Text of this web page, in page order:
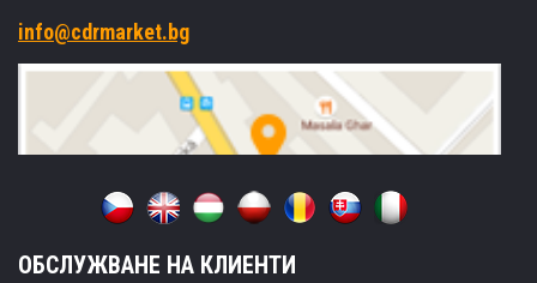
info@cdrmarket.bg
ОБСЛУЖВАНЕ НА КЛИЕНТИ